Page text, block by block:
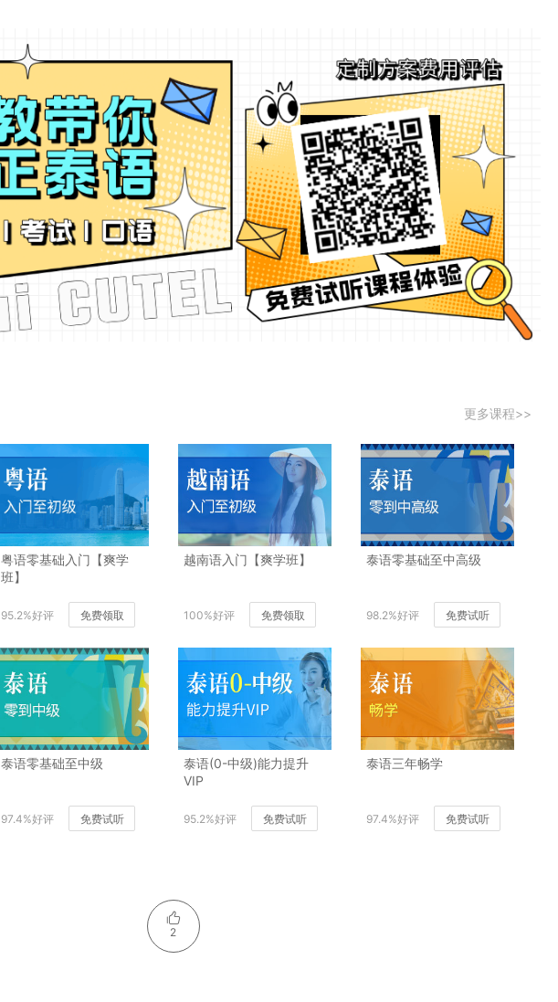
更多课程>>
粤语零基础入门【爽学
班】
95.2%好评 免费领取
越南语入门【爽学班】
100%好评 免费领取
泰语零基础至中高级
98.2%好评 免费试听
泰语零基础至中级
97.4%好评 免费试听
泰语(0-中级)能力提升
VIP
95.2%好评 免费试听
泰语三年畅学
97.4%好评 免费试听
2